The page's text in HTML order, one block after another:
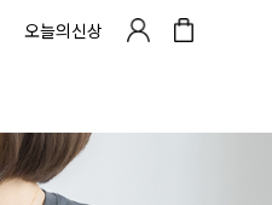
오늘의신상